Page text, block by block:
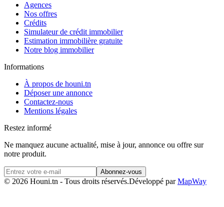
Agences
Nos offres
Crédits
Simulateur de crédit immobilier
Estimation immobilière gratuite
Notre blog immobilier
Informations
À propos de houni.tn
Déposer une annonce
Contactez-nous
Mentions légales
Restez informé
Ne manquez aucune actualité, mise à jour, annonce ou offre sur
notre produit.
Abonnez-vous
© 2026 Houni.tn - Tous droits réservés.Développé parMapWay